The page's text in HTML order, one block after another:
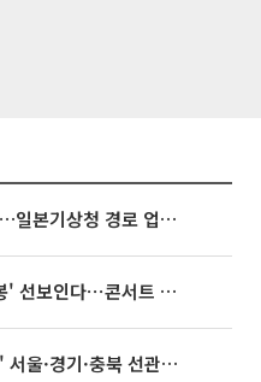
태풍 '돌핀' 오키나와 접근…일본기상청 경로 업데이트
빅뱅, 20주년 기념 '새 뱅봉' 선보인다⋯콘서트 앞두고 팝업 개최
충북 선관위 등 추가 압수수색